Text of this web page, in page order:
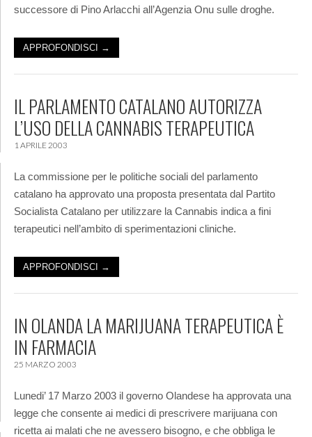
successore di Pino Arlacchi all’Agenzia Onu sulle droghe.
APPROFONDISCI →
IL PARLAMENTO CATALANO AUTORIZZA
L’USO DELLA CANNABIS TERAPEUTICA
1 APRILE 2003
La commissione per le politiche sociali del parlamento
catalano ha approvato una proposta presentata dal Partito
Socialista Catalano per utilizzare la Cannabis indica a fini
terapeutici nell’ambito di sperimentazioni cliniche.
APPROFONDISCI →
IN OLANDA LA MARIJUANA TERAPEUTICA È
IN FARMACIA
25 MARZO 2003
Lunedi’ 17 Marzo 2003 il governo Olandese ha approvata una
legge che consente ai medici di prescrivere marijuana con
ricetta ai malati che ne avessero bisogno, e che obbliga le